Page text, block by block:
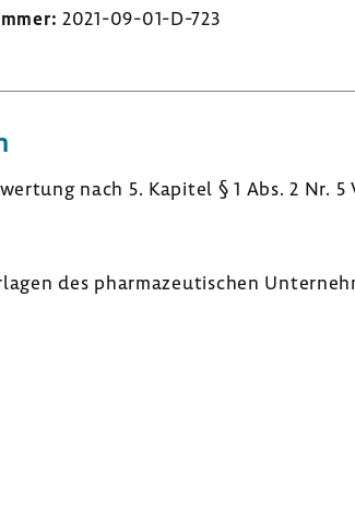
2021-​09-01-D-723
nach 5. Kapitel § 1 Abs. 2 Nr. 5
des phar­ma­zeu­ti­schen